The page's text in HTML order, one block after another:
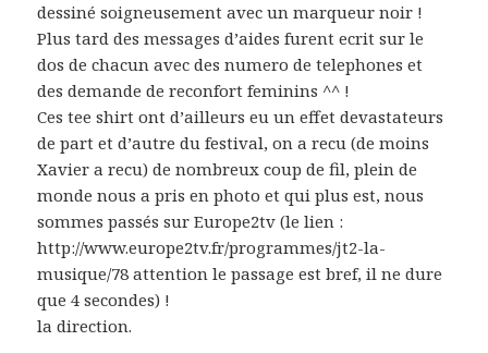
dessiné soigneusement avec un marqueur noir !
Plus tard des messages d’aides furent ecrit sur le
dos de chacun avec des numero de telephones et
des demande de reconfort feminins ^^ !
Ces tee shirt ont d’ailleurs eu un effet devastateurs
de part et d’autre du festival, on a recu (de moins
Xavier a recu) de nombreux coup de fil, plein de
monde nous a pris en photo et qui plus est, nous
sommes passés sur Europe2tv (le lien :
http://www.europe2tv.fr/programmes/jt2-la-
musique/78 attention le passage est bref, il ne dure
que 4 secondes) !
la direction.